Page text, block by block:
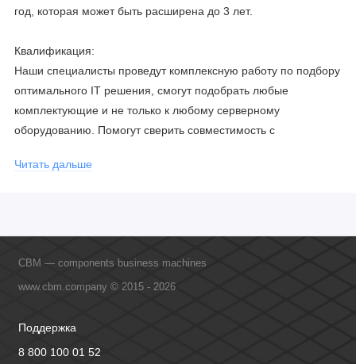
год, которая может быть расширена до 3 лет.
Квалификация:
Наши специалисты проведут комплексную работу по подбору
оптимального IT решения, смогут подобрать любые
комплектующие и не только к любому серверному
оборудованию. Помогут сверить совместимость с
официальными производителями и проводим регулярное
Читать дальше
CBM — components business machines
www.cbm.company © 2015 - 2026
Поддержка
8 800 100 01 52